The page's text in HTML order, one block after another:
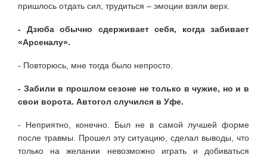
пришлось отдать сил, трудиться – эмоции взяли верх.
- Дзюба обычно сдерживает себя, когда забивает
«Арсеналу».
- Повторюсь, мне тогда было непросто.
- Забили в прошлом сезоне не только в чужие, но и в
свои ворота. Автогол случился в Уфе.
- Неприятно, конечно. Был не в самой лучшей форме
после травмы. Прошел эту ситуацию, сделал выводы, что
только на желании невозможно играть и добиваться